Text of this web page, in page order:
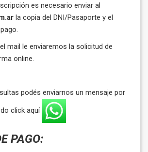
es necesario enviar al
la copia del DNI/Pasaporte y el
mail le enviaremos la solicitud de
online.
podés enviarnos un mensaje por
click aquí
PAGO: